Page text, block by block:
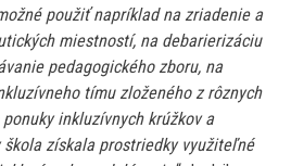
použiť napríklad na zriadenie a
miestností, na debarierizáciu
pedagogického zboru, na
tímu zloženého z rôznych
inkluzívnych krúžkov a
škola získala prostriedky využiteľné